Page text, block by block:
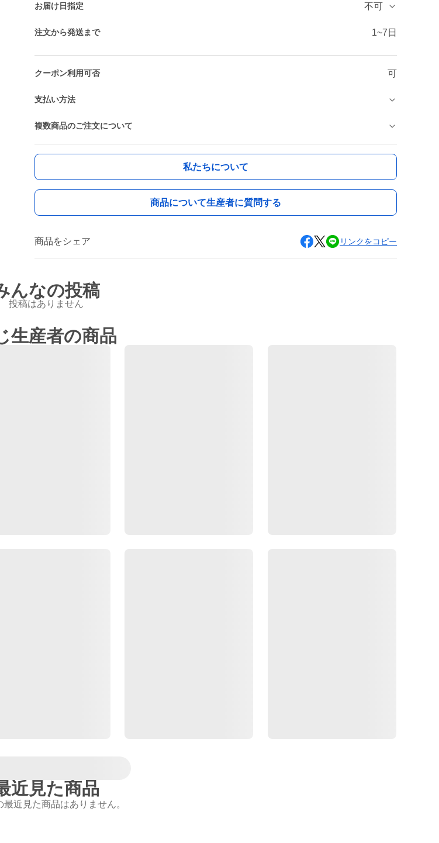
お届け日指定 不可
注文から発送まで 1~7日
クーポン利用可否 可
支払い方法
複数商品のご注文について
私たちについて
商品について生産者に質問する
商品をシェア リンクをコピー
んなの投稿
投稿はありません
生産者の商品
近見た商品
最近見た商品はありません。